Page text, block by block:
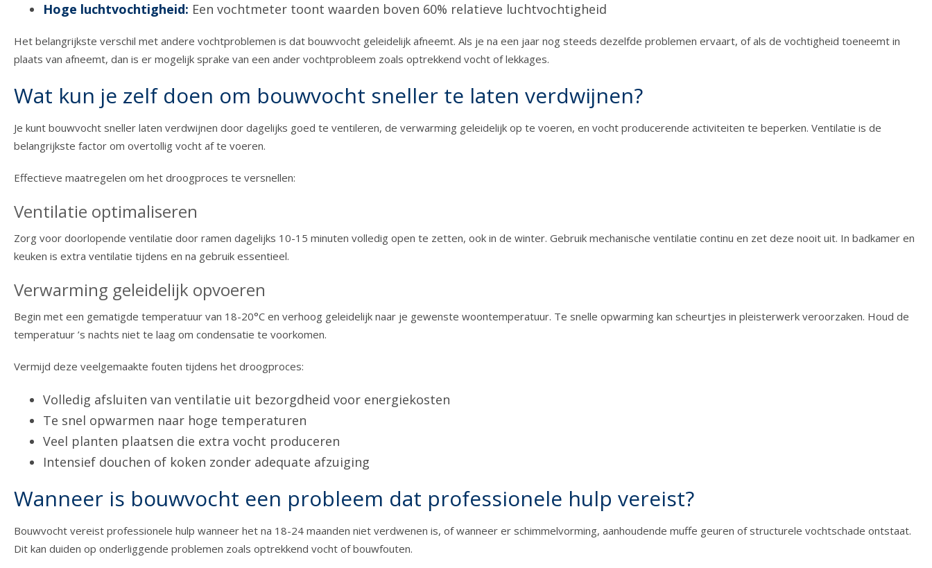
Hoge luchtvochtigheid: Een vochtmeter toont waarden boven 60% relatieve luchtvochtigheid
Het belangrijkste verschil met andere vochtproblemen is dat bouwvocht geleidelijk afneemt. Als je na een jaar nog steeds dezelfde problemen ervaart, of als de vochtigheid toeneemt in
plaats van afneemt, dan is er mogelijk sprake van een ander vochtprobleem zoals optrekkend vocht of lekkages.
Wat kun je zelf doen om bouwvocht sneller te laten verdwijnen?
Je kunt bouwvocht sneller laten verdwijnen door dagelijks goed te ventileren, de verwarming geleidelijk op te voeren, en vocht producerende activiteiten te beperken. Ventilatie is de
belangrijkste factor om overtollig vocht af te voeren.
Effectieve maatregelen om het droogproces te versnellen:
Ventilatie optimaliseren
Zorg voor doorlopende ventilatie door ramen dagelijks 10-15 minuten volledig open te zetten, ook in de winter. Gebruik mechanische ventilatie continu en zet deze nooit uit. In badkamer en
keuken is extra ventilatie tijdens en na gebruik essentieel.
Verwarming geleidelijk opvoeren
Begin met een gematigde temperatuur van 18-20°C en verhoog geleidelijk naar je gewenste woontemperatuur. Te snelle opwarming kan scheurtjes in pleisterwerk veroorzaken. Houd de
temperatuur ’s nachts niet te laag om condensatie te voorkomen.
Vermijd deze veelgemaakte fouten tijdens het droogproces:
Volledig afsluiten van ventilatie uit bezorgdheid voor energiekosten
Te snel opwarmen naar hoge temperaturen
Veel planten plaatsen die extra vocht produceren
Intensief douchen of koken zonder adequate afzuiging
Wanneer is bouwvocht een probleem dat professionele hulp vereist?
Bouwvocht vereist professionele hulp wanneer het na 18-24 maanden niet verdwenen is, of wanneer er schimmelvorming, aanhoudende muffe geuren of structurele vochtschade ontstaat.
Dit kan duiden op onderliggende problemen zoals optrekkend vocht of bouwfouten.